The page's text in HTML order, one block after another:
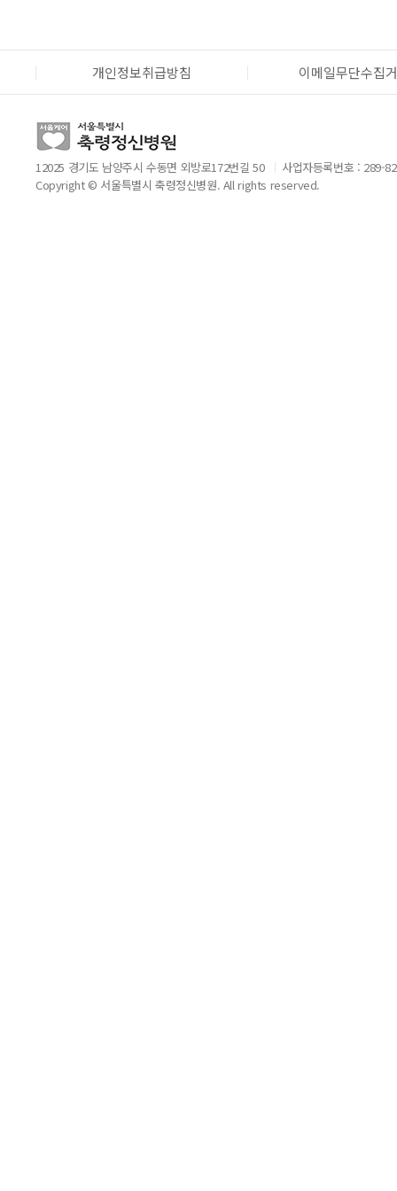
개인정보취급방침 이메일무단수집
12025 경기도 남양주시 수동면 외방로172번길 50
사업자등록번호 : 289-
Copyright © 서울특별시 축령정신병원. All rights reserved.